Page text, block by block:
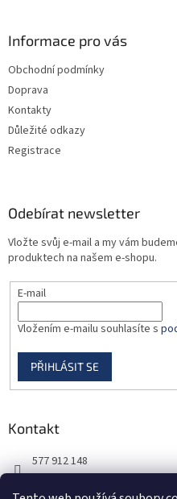
Informace pro vás
Obchodní podmínky
Doprava
Kontakty
Důležité odkazy
Registrace
Odebírat newsletter
Vložte svůj e-mail a my vám
produktech na našem e-shopu.
E-mail
Vložením e-mailu souhlasíte s
PŘIHLÁSIT SE
Kontakt
577 912 148